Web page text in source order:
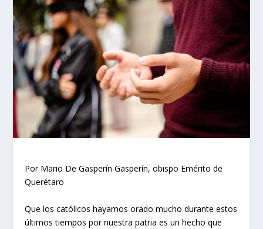
Por Mario De Gasperín Gasperín, obispo Emérito de
Querétaro
Que los católicos hayamos orado mucho durante estos
últimos tiempos por nuestra patria es un hecho que